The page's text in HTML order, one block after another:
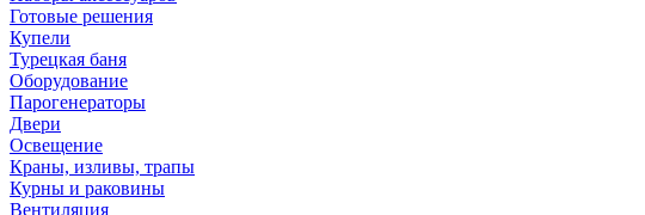
Готовые решения
Купели
Турецкая баня
Оборудование
Парогенераторы
Двери
Освещение
Краны, изливы, трапы
Курны и раковины
Вентиляция